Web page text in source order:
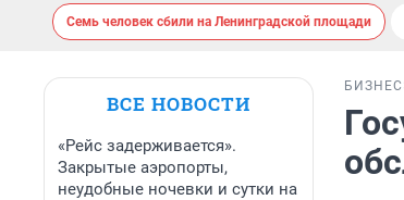
Семь человек сбили на Ленинградской площади
ВСЕ НОВОСТИ
«Рейс задерживается».
Закрытые аэропорты,
неудобные ночевки и сутки на
БИЗНЕС